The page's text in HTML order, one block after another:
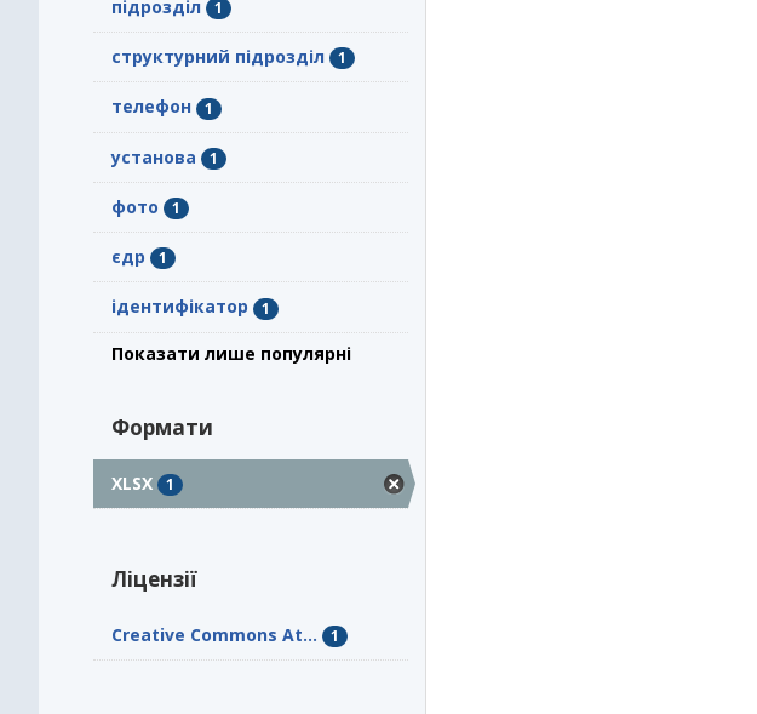
підрозділ 1
структурний підрозділ 1
телефон 1
установа 1
фото 1
єдр 1
ідентифікатор 1
Показати лише популярні
Формати
XLSX 1
Ліцензії
Creative Commons At... 1